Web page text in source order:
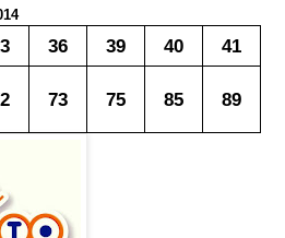
36 39 40
41
73 75 85 89